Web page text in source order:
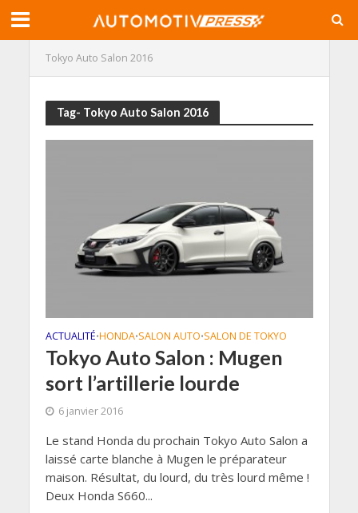
Tokyo Auto Salon 2016
Tag- Tokyo Auto Salon 2016
ACTUALITÉ•HONDA•SALON AUTO•SALON DE TOKYO
Tokyo Auto Salon : Mugen
sort l’artillerie lourde
6 janvier 2016
Le stand Honda du prochain Tokyo Auto Salon a
laissé carte blanche à Mugen le préparateur
maison. Résultat, du lourd, du très lourd même !
Deux Honda S660...